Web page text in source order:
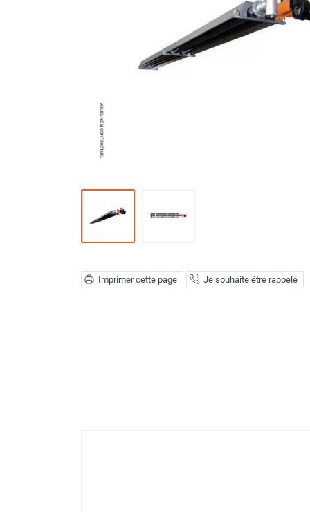
Ventilateur centrifuge
Ventilateur de sol
Ventilateur sur pied
Ventilateur de table
Extracteur d'air mural
Extracteur d'air mural hélicoïde
Extracteur d'air mural centrifuge
Extracteur d'air mural résidentiel
Déstratificateur ventilateur de
plafond
Déstratificateur industriel à pales
Déstratificateur de plafond design
Déstratificateur Airius
Imprimer cette page Je souhaite être rappelé